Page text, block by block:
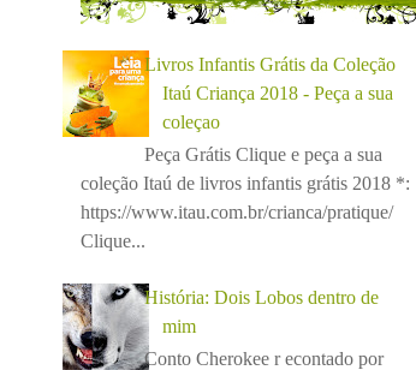
Livros Infantis Grátis da Coleção
Itaú Criança 2018 - Peça a sua
coleçao
Peça Grátis Clique e peça a sua
coleção Itaú de livros infantis grátis 2018 *:
https://www.itau.com.br/crianca/pratique/
Clique...
História: Dois Lobos dentro de
mim
Conto Cherokee r econtado por